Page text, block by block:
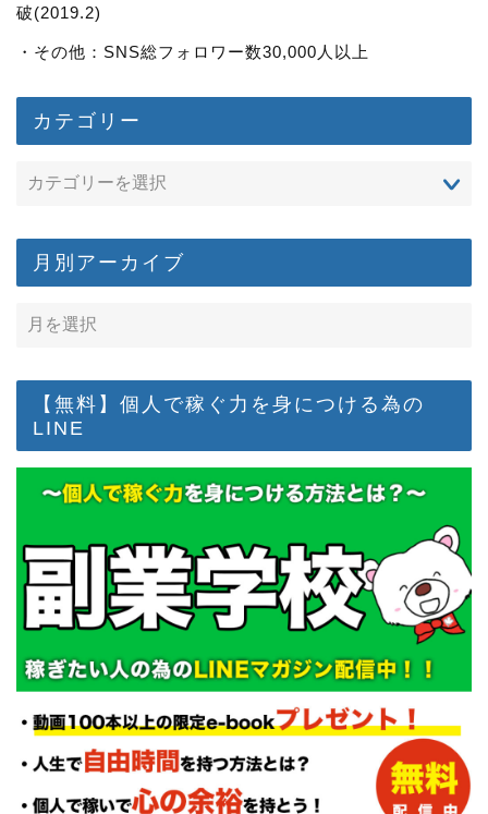
破(2019.2)
・その他：SNS総フォロワー数30,000人以上
カテゴリー
月別アーカイブ
【無料】個人で稼ぐ力を身につける為の
LINE